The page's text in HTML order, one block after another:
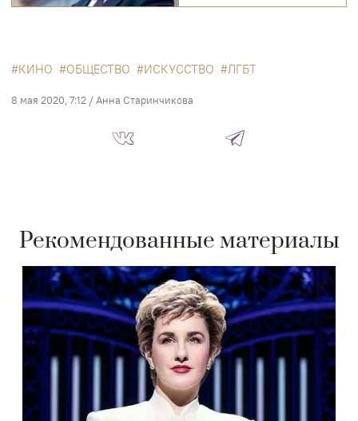
КИНО ОБЩЕСТВО ИСКУССТВО ЛГБТ
8 мая 2020, 7:12 / Анна Старинчикова
Рекомендованные материалы